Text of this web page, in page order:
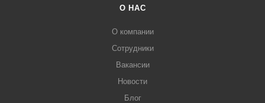
О НАС
О компании
Сотрудники
Вакансии
Новости
Блог